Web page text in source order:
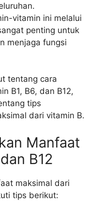
vitamin ini melalui
penting untuk
menjaga fungsi
tentang cara
B1, B6, dan B12,
tips
dari vitamin B.
Manfaat
B12
maksimal dari
tips berikut: